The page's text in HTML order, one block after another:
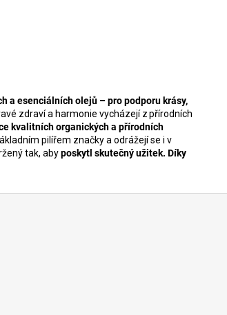
a esenciálních olejů – pro podporu krásy,
zdraví a harmonie vycházejí z přírodních
kvalitních organických a přírodních
pilířem značky a odrážejí se i v
tak, abyposkytl skutečný užitek. Díky